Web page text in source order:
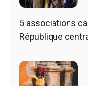
5 associations
République